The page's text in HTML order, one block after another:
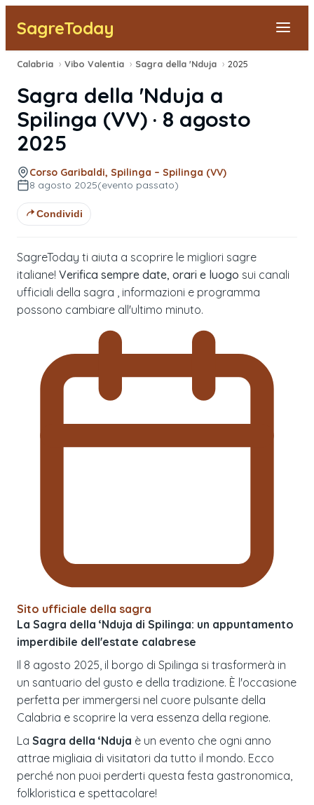
SagreToday
Segnala una sagra
Tutte le Sagre
Vicino a Me
Calabria › Vibo Valentia › Sagra della 'Nduja › 2025
Sagra della 'Nduja a
Spilinga (VV) · 8 agosto
2025
Corso Garibaldi, Spilinga – Spilinga (VV)
8 agosto 2025(evento passato)
Condividi
SagreToday ti aiuta a scoprire le migliori sagre
italiane! Verifica sempre date, orari e luogo sui canali
ufficiali della sagra , informazioni e programma
possono cambiare all'ultimo minuto.
Sito ufficiale della sagra
La Sagra della ‘Nduja di Spilinga: un appuntamento
imperdibile dell'estate calabrese
Il 8 agosto 2025, il borgo di Spilinga si trasformerà in
un santuario del gusto e della tradizione. È l'occasione
perfetta per immergersi nel cuore pulsante della
Calabria e scoprire la vera essenza della regione.
La Sagra della ‘Nduja è un evento che ogni anno
attrae migliaia di visitatori da tutto il mondo. Ecco
perché non puoi perderti questa festa gastronomica,
folkloristica e spettacolare!